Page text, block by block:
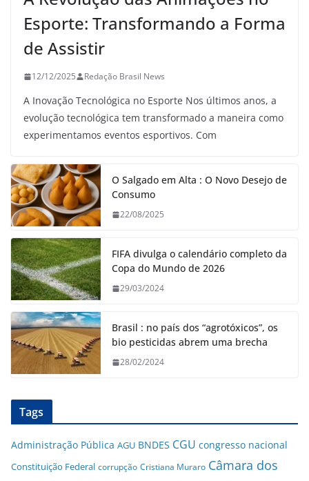
Esporte: Transformando a Forma
de Assistir
12/12/2025 Redação Brasil News
A Inovação Tecnológica no Esporte Nos últimos anos, a
evolução tecnológica tem transformado a maneira como
experimentamos eventos esportivos. Com
O Salgado em Alta : O Novo Desejo de
Consumo
22/08/2025
FIFA divulga o calendário completo da
Copa do Mundo de 2026
29/03/2024
Brasil : no país dos “agrotóxicos”, os
bio pesticidas abrem uma brecha
28/02/2024
Tags
Administração Pública AGU BNDES CGU congresso nacional
Constituição Federal corrupção Cristiana Muraro Câmara dos